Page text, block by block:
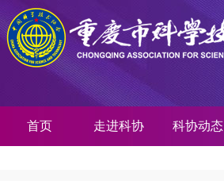
首页 走进科协 科协动态